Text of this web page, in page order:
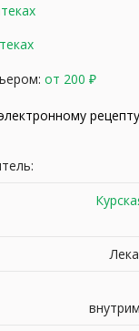
от 200 ₽
рецепту